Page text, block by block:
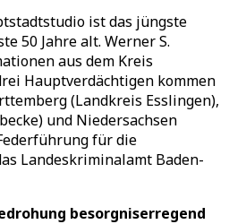
ist das jüngste
50 Jahre alt. Werner S.
aus dem Kreis
Hauptverdächtigen kommen
(Landkreis Esslingen),
und Niedersachsen
für die
Landeskriminalamt Baden-
besorgniserregend